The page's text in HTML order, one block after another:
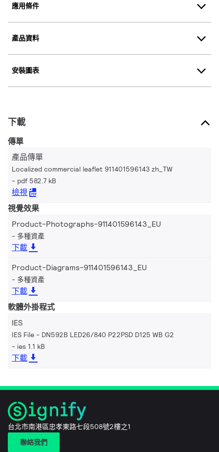
應用條件
產品資料
安裝圖表
下載
傳單
產品傳單
Localized commercial leaflet 911401596143 zh_TW
pdf 582.7 kB
檢視
視覺效果
Product-Photographs-911401596143_EU
多種資產
下載
Product-Diagrams-911401596143_EU
多種資產
下載
軟體外掛程式
IES
IES File - DN592B LED26/840 P22PSD D125 WB G2
ies 1.1 kB
下載
台北市南港區忠孝東路七段508號2樓之1
聯絡我們